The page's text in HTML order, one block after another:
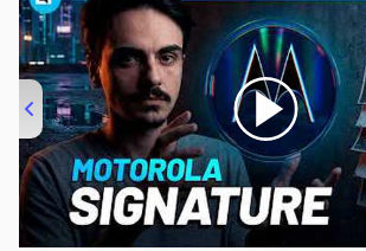
00:00/20:46